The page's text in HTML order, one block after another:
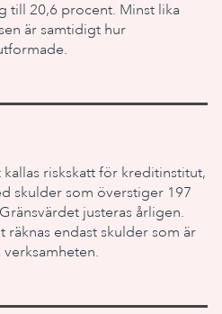
till 20,6 procent. Minst lika
är samtidigt hur
riskskatt för kreditinstitut,
skulder som överstiger 197
justeras årligen.
endast skulder som är